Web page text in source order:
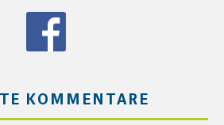
KOMMENTARE